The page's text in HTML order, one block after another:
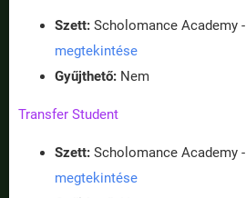
Szett: Scholomance Academy -
megtekintése
Gyűjthető: Nem
Transfer Student
Szett: Scholomance Academy -
megtekintése